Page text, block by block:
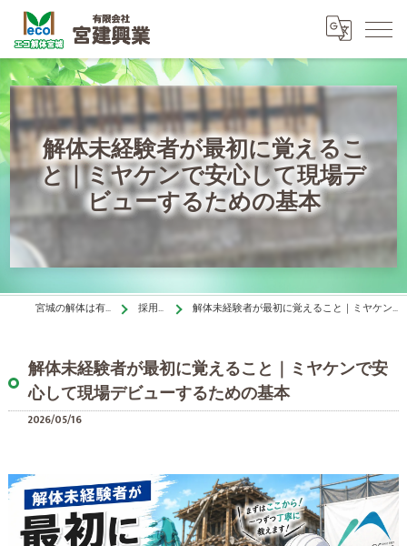
解体未経験者が最初に覚えるこ
と｜ミヤケンで安心して現場デ
ビューするための基本
宮城の解体は有限会社宮建興業 採用ブログ 解体未経験者が最初に覚えること｜ミヤケンで安心して現場デビューするための基本
解体未経験者が最初に覚えること｜ミヤケンで安
心して現場デビューするための基本
2026/05/16